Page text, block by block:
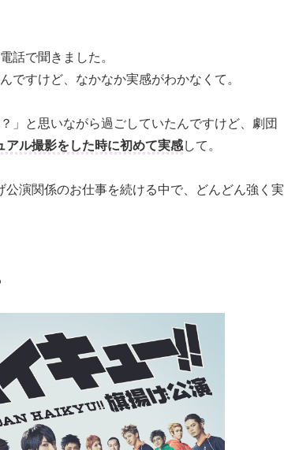
話で聞きました。
ですけど、なかなか実感がわかなくて。
と思いながら過ごしていたんですけど、劇団
アル撮影をした時に初めて実感して。
演関係のお仕事を続ける中で、どんどん強く実